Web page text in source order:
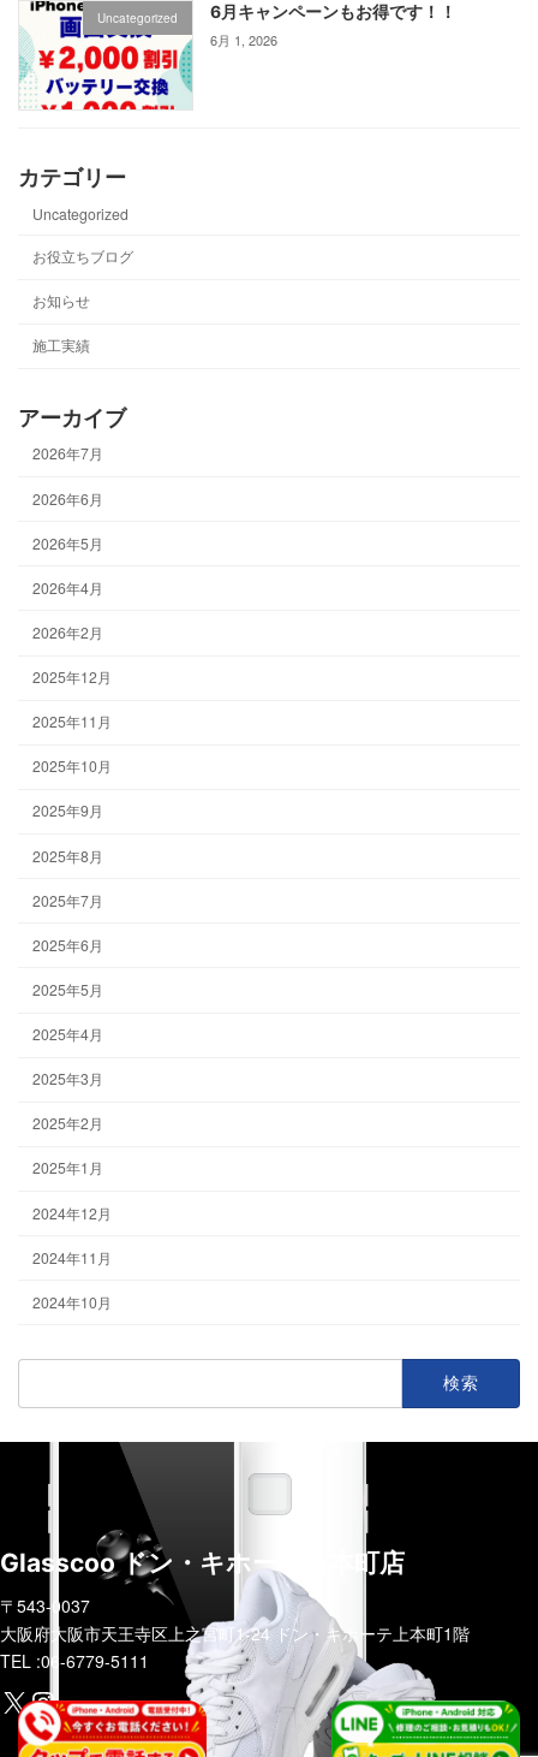
Uncategorized 6月キャンペーンもお得です！！
6月 1, 2026
カテゴリー
Uncategorized
お役立ちブログ
お知らせ
施工実績
アーカイブ
2026年7月
2026年6月
2026年5月
2026年4月
2026年2月
2025年12月
2025年11月
2025年10月
2025年9月
2025年8月
2025年7月
2025年6月
2025年5月
2025年4月
2025年3月
2025年2月
2025年1月
2024年12月
2024年11月
2024年10月
Glasscoo ドン・キホーテ上本町店
〒543-0037
大阪府大阪市天王寺区上之宮町1-24 ドン・キホーテ上本町1階
TEL :06-6779-5111
https://x.com/glasscoo_x?s=21&t=zzF5CsobGsWVhiFLuIBoxg
Instagram